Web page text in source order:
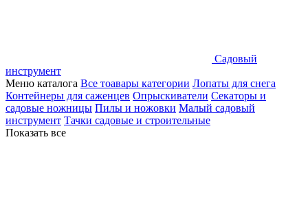
Садовый
инструмент
Меню каталога Все тоавары категории Лопаты для снега
Контейнеры для саженцев Опрыскиватели Секаторы и
садовые ножницы Пилы и ножовки Малый садовый
инструмент Тачки садовые и строительные
Показать все